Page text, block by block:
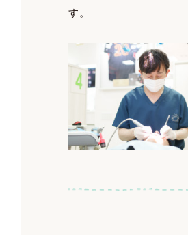
す。